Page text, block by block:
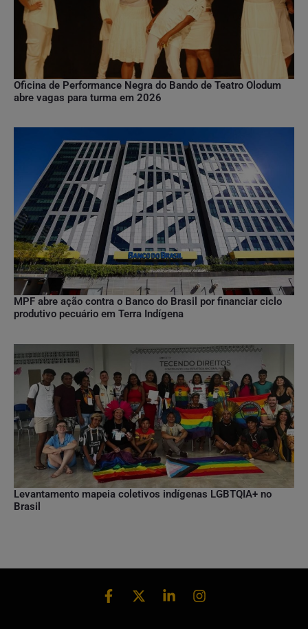
Oficina de Performance Negra do Bando de Teatro Olodum
abre vagas para turma em 2026
MPF abre ação contra o Banco do Brasil por financiar ciclo
produtivo pecuário em Terra Indígena
Levantamento mapeia coletivos indígenas LGBTQIA+ no
Brasil